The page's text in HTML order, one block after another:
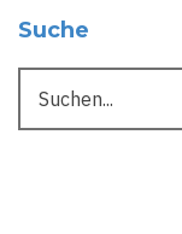
Suche